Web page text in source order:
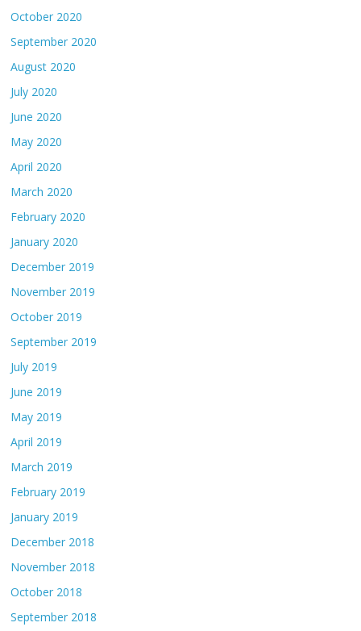
October 2020
September 2020
August 2020
July 2020
June 2020
May 2020
April 2020
March 2020
February 2020
January 2020
December 2019
November 2019
October 2019
September 2019
July 2019
June 2019
May 2019
April 2019
March 2019
February 2019
January 2019
December 2018
November 2018
October 2018
September 2018